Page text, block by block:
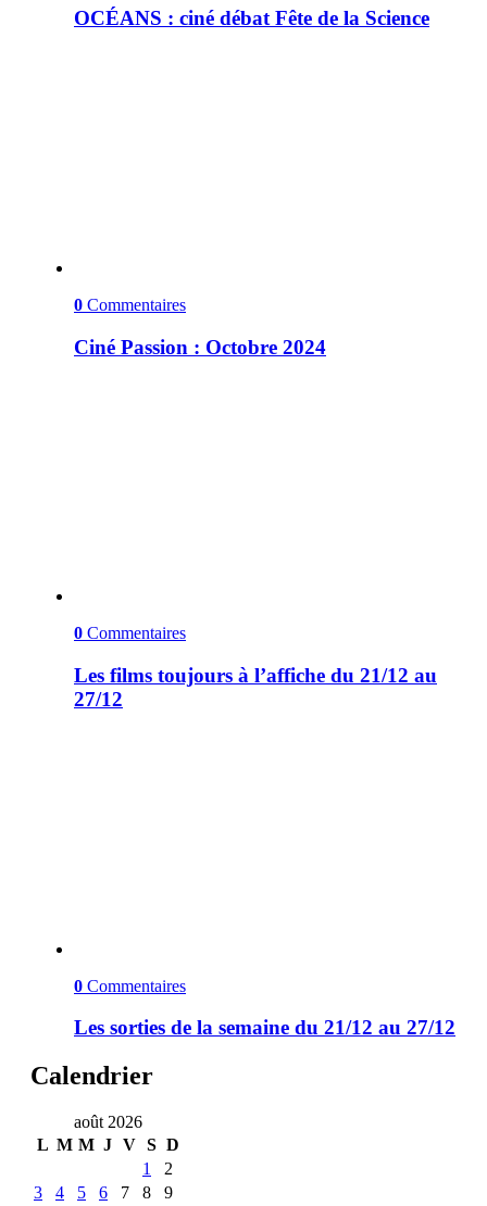
OCÉANS : ciné débat Fête de la Science
0 Commentaires
Ciné Passion : Octobre 2024
0 Commentaires
Les films toujours à l’affiche du 21/12 au
27/12
0 Commentaires
Les sorties de la semaine du 21/12 au 27/12
Calendrier
août 2026
L M M J V S D
1
2
3
4 5 6 7 8
9